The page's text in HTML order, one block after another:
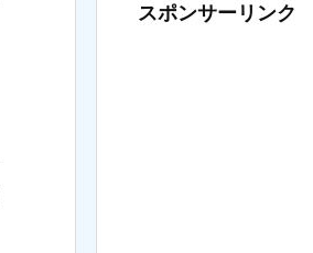
スポンサーリンク